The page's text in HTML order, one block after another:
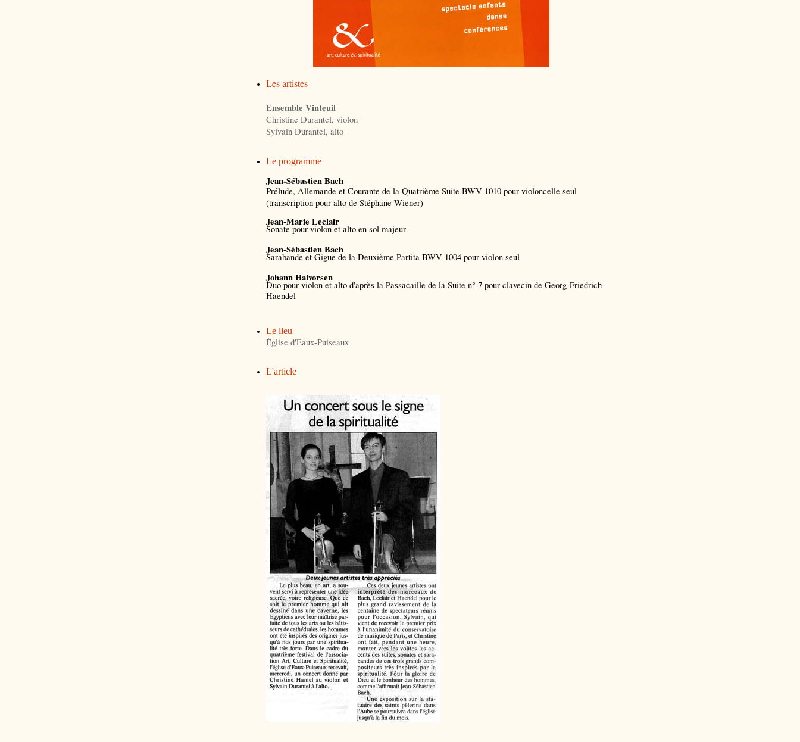
Les artistes
Ensemble Vinteuil
Christine Durantel, violon
Sylvain Durantel, alto
Le programme
Jean-Sébastien Bach
Prélude, Allemande et Courante de la Quatrième Suite BWV 1010 pour violoncelle seul
(transcription pour alto de Stéphane Wiener)
Jean-Marie Leclair
Sonate pour violon et alto en sol majeur
Jean-Sébastien Bach
Sarabande et Gigue de la Deuxième Partita BWV 1004 pour violon seul
Johann Halvorsen
Duo pour violon et alto d'après la Passacaille de la Suite n° 7 pour clavecin de Georg-Friedrich
Haendel
Le lieu
Église d'Eaux-Puiseaux
L'article